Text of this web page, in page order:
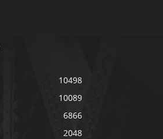
10498
10089
6866
2048